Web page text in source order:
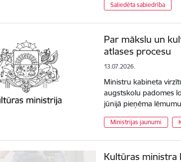
Saliedēta sabiedrība
Par mākslu un
atlases procesu
13.07.2026.
Ministru kabineta
augstskolu padomes
jūnijā pieņēma
Ministrijas jaunumi
Kultūras ministra